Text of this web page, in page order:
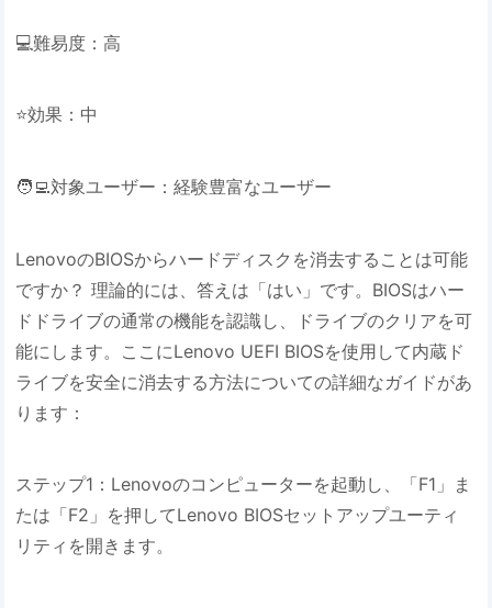
💻難易度：高
⭐効果：中
🧑‍💻対象ユーザー：経験豊富なユーザー
LenovoのBIOSからハードディスクを消去することは可能
ですか？ 理論的には、答えは「はい」です。BIOSはハー
ドドライブの通常の機能を認識し、ドライブのクリアを可
能にします。ここにLenovo UEFI BIOSを使用して内蔵ド
ライブを安全に消去する方法についての詳細なガイドがあ
ります：
ステップ1：Lenovoのコンピューターを起動し、「F1」ま
たは「F2」を押してLenovo BIOSセットアップユーティ
リティを開きます。